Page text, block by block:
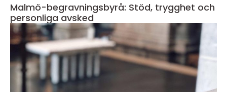
Malmö-begravningsbyrå: Stöd, trygghet och
personliga avsked